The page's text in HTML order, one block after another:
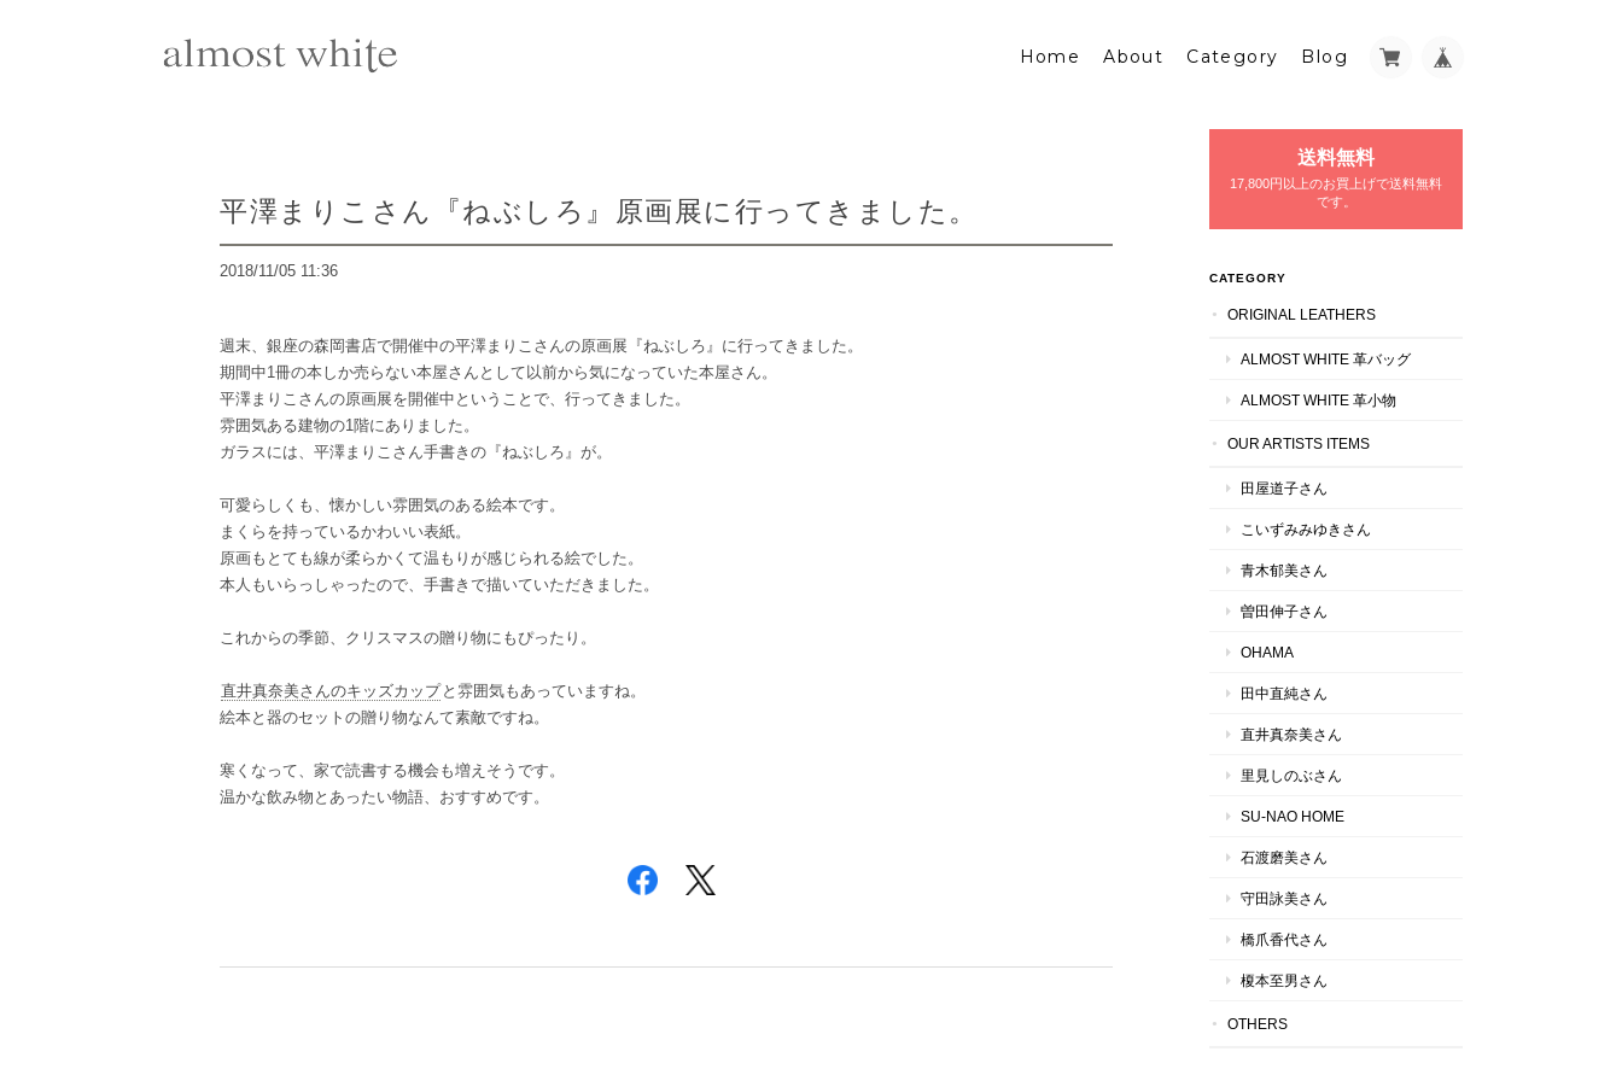
Home About Category Blog
平澤まりこさん『ねぶしろ』原画展に行ってきました。
2018/11/05 11:36
週末、銀座の森岡書店で開催中の平澤まりこさんの原画展『ねぶしろ』に行ってきました。
期間中1冊の本しか売らない本屋さんとして以前から気になっていた本屋さん。
平澤まりこさんの原画展を開催中ということで、行ってきました。
雰囲気ある建物の1階にありました。
ガラスには、平澤まりこさん手書きの『ねぶしろ』が。
可愛らしくも、懐かしい雰囲気のある絵本です。
まくらを持っているかわいい表紙。
原画もとても線が柔らかくて温もりが感じられる絵でした。
本人もいらっしゃったので、手書きで描いていただきました。
これからの季節、クリスマスの贈り物にもぴったり。
直井真奈美さんのキッズカップ と雰囲気もあっていますね。
絵本と器のセットの贈り物なんて素敵ですね。
寒くなって、家で読書する機会も増えそうです。
温かな飲み物とあったい物語、おすすめです。
送料無料
17,800円以上のお買上げで送料無料
です。
CATEGORY
ORIGINAL LEATHERS
ALMOST WHITE 革バッグ
ALMOST WHITE 革小物
OUR ARTISTS ITEMS
田屋道子さん
こいずみみゆきさん
青木郁美さん
曽田伸子さん
OHAMA
田中直純さん
直井真奈美さん
里見しのぶさん
SU-NAO HOME
石渡磨美さん
守田詠美さん
橋爪香代さん
榎本至男さん
OTHERS